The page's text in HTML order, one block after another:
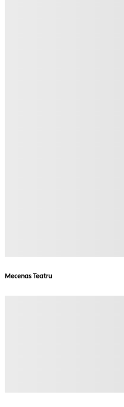
Mecenas Teatru